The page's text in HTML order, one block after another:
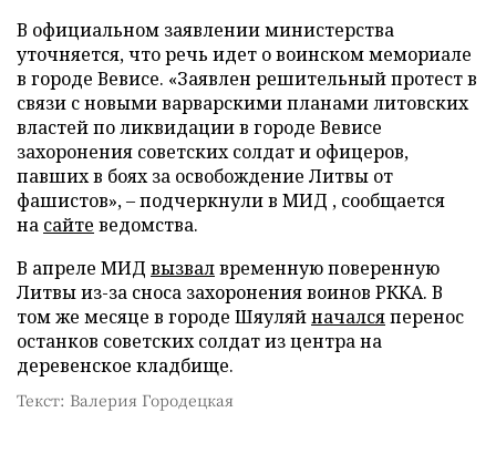
В официальном заявлении министерства
уточняется, что речь идет о воинском мемориале
в городе Вевисе. «Заявлен решительный протест в
связи с новыми варварскими планами литовских
властей по ликвидации в городе Вевисе
захоронения советских солдат и офицеров,
павших в боях за освобождение Литвы от
фашистов», – подчеркнули в МИД , сообщается
на сайте ведомства.
В апреле МИД вызвалвременную поверенную
Литвы из-за сноса захоронения воинов РККА. В
том же месяце в городе Шяуляйначалсяперенос
останков советских солдат из центра на
деревенское кладбище.
Текст: Валерия Городецкая